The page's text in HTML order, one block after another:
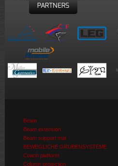
PARTNERS
Beam
Beam extension
Beam support mat
BEWEGLICHE GRUBENSYSTEME
Coach platform
Column protection